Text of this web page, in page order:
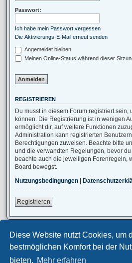
Diese Website nutzt Cookies, um
bestmöglichen Komfort bei der
bieten. Mehr erfahren
Passwort:
Ich habe mein Passwort vergessen
Die Aktivierungs-E-Mail erneut senden
Angemeldet bleiben
Meinen Online-Status während dieser
REGISTRIEREN
Du musst in diesem Forum registriert sein,
können. Die Registrierung ist in wenigen
ermöglicht dir, auf weitere Funktionen
Administration kann registrierten
Berechtigungen zuweisen. Beachte bitte
und die verwandten Regelungen, bevor
beachte auch die jeweiligen Forenregeln,
Board bewegst.
Nutzungsbedingungen |
Registrieren
Foren-Übersicht